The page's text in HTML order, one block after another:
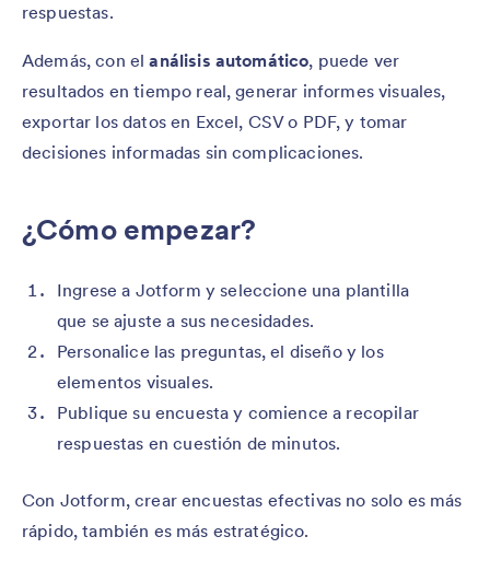
respuestas.
Además, con elanálisis automático, puede ver
resultados en tiempo real, generar informes visuales,
exportar los datos en Excel, CSV o PDF, y tomar
decisiones informadas sin complicaciones.
¿Cómo empezar?
Ingrese a Jotform y seleccione una plantilla
que se ajuste a sus necesidades.
Personalice las preguntas, el diseño y los
elementos visuales.
Publique su encuesta y comience a recopilar
respuestas en cuestión de minutos.
Con Jotform, crear encuestas efectivas no solo es más
rápido, también es más estratégico.